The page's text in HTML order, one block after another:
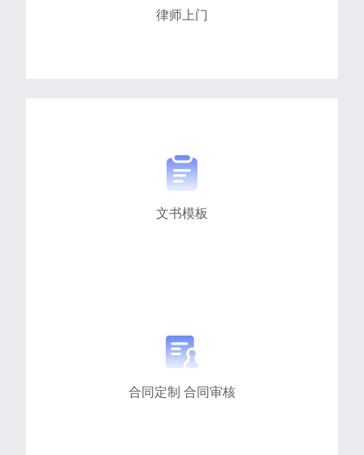
律师上门
文书模板
合同定制 合同审核